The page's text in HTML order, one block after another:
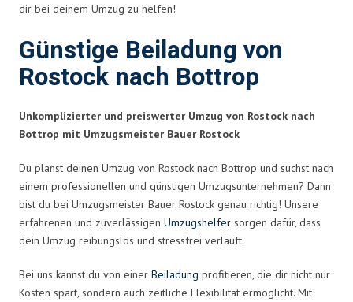
dir bei deinem Umzug zu helfen!
Günstige Beiladung von
Rostock nach Bottrop
Unkomplizierter und preiswerter Umzug von Rostock nach
Bottrop mit Umzugsmeister Bauer Rostock
Du planst deinen Umzug von Rostock nach Bottrop und suchst nach
einem professionellen und günstigen Umzugsunternehmen? Dann
bist du bei Umzugsmeister Bauer Rostock genau richtig! Unsere
erfahrenen und zuverlässigen Umzugshelfer sorgen dafür, dass
dein Umzug reibungslos und stressfrei verläuft.
Bei uns kannst du von einer Beiladung profitieren, die dir nicht nur
Kosten spart, sondern auch zeitliche Flexibilität ermöglicht. Mit